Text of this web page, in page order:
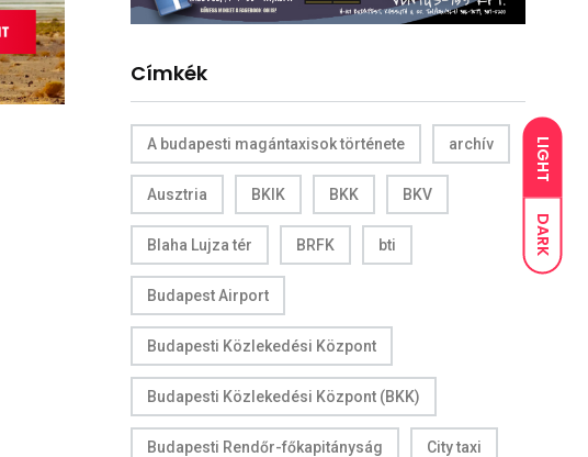
LIGHT
DARK
Címkék
A budapesti magántaxisok története archív
Ausztria BKIK BKK BKV
Blaha Lujza tér BRFK bti
Budapest Airport
Budapesti Közlekedési Központ
Budapesti Közlekedési Központ (BKK)
Budapesti Rendőr-főkapitányság City taxi